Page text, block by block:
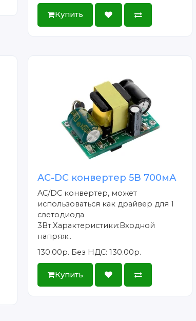
Купить
AC-DC конвертер 5В 700мА
AC/DC конвертер, может
использоваться как драйвер для 1
светодиода
3Вт.Характеристики:Входной
напряж..
130.00р. Без НДС: 130.00р.
Купить